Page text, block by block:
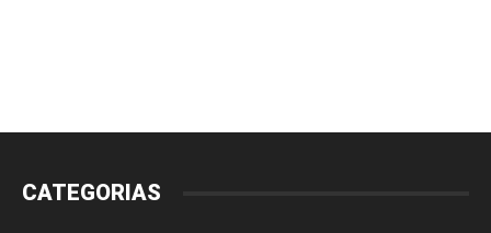
CATEGORIAS